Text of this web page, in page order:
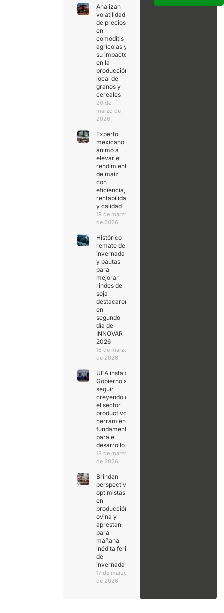
Analizan
volatilidad
de precios
en
comoditis
agrícolas y
su impacto
en la
producción
local de
granos y
cereales
20 de
marzo de
2026
Experto
mexicano
animó a
elevar el
rendimiento
de maíz
con
eficiencia,
rentabilidad
y calidad
19 de marzo
de 2026
Histórico
remate de
invernada
y pautas
para
mejorar
rindes de
soja
destacaron
en
segundo
día de
INNOVAR
2026
18 de marzo
de 2026
UEA insta al
Gobierno a
seguir
creyendo en
el sector
productivo,
herramienta
fundamental
para el
desarrollo
18 de marzo
de 2026
Brindan
perspectivas
optimistas
en
producción
ovina y
aprestan
para
mañana
inédita feria
de
invernada
17 de marzo
de 2026